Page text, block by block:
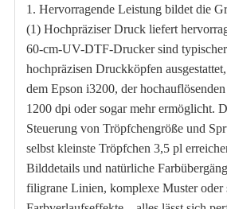
1. Hervorragende Leistung bildet die
(1) Hochpräziser Druck liefert
60-cm-UV-DTF-Drucker sind
hochpräzisen Druckköpfen
dem Epson i3200, der
1200 dpi oder sogar mehr ermöglicht.
Steuerung von Tröpfchengröße und
selbst kleinste Tröpfchen 3,5 pl
Bilddetails und natürliche
filigrane Linien, komplexe Muster oder